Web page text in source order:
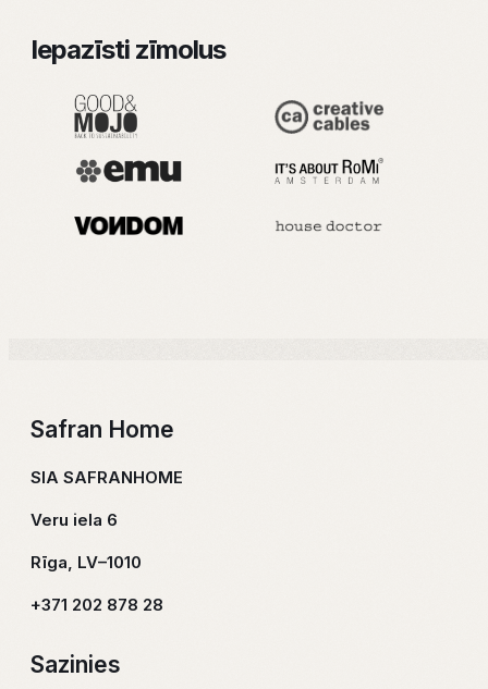
Iepazīsti zīmolus
“Safranhome” telpas un sajūtu platformā esam
apkopojusi īpaši atlasītus, kvalitatīvus interjera
dekorus, aromātus, telpu tekstilu un apdares
lai ikviens tajā varētu atrast sev ko tīkamu un iekārtot
Safran Home
SIA SAFRANHOME
Veru iela 6
Rīga, LV–1010
+371 202 878 28
Sazinies